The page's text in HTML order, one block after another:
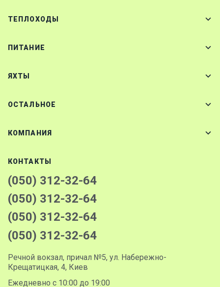
ТЕПЛОХОДЫ
ПИТАНИЕ
ЯХТЫ
ОСТАЛЬНОЕ
КОМПАНИЯ
КОНТАКТЫ
(050) 312-32-64
(050) 312-32-64
(050) 312-32-64
(050) 312-32-64
Речной вокзал, причал №5, ул. Набережно-
Крещатицкая, 4, Киев
Ежедневно с 10:00 до 19:00